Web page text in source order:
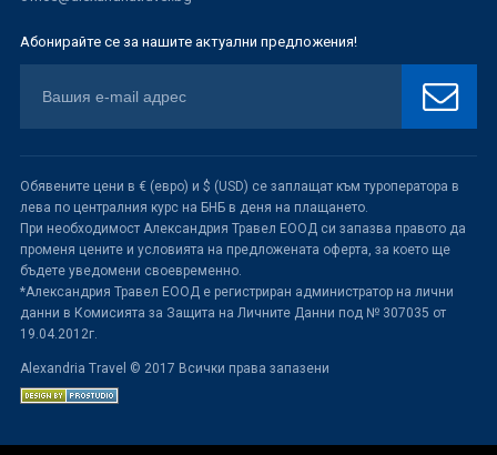
Абонирайте се за нашите актуални предложения!
Обявените цени в € (евро) и $ (USD) се заплащат към туроператора в
лева по централния курс на БНБ в деня на плащането.
При необходимост Александрия Травел ЕООД си запазва правото да
променя цените и условията на предложената оферта, за което ще
бъдете уведомени своевременно.
*Александрия Травел ЕООД е регистриран администратор на лични
данни в Комисията за Защита на Личните Данни под № 307035 от
19.04.2012г.
Alexandria Travel © 2017 Всички права запазени